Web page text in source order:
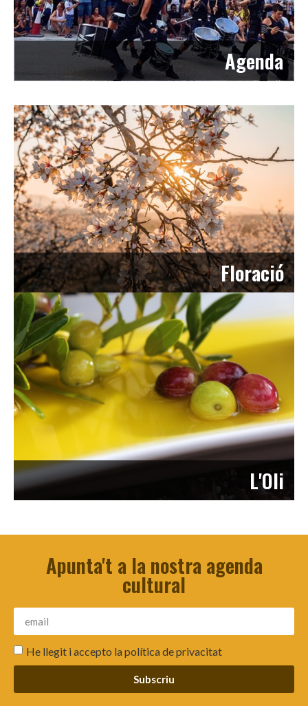
Agenda
Floració
L'Oli
Apunta't a la nostra agenda
cultural
He llegit i accepto lapolítica de privacitat
Subscriu